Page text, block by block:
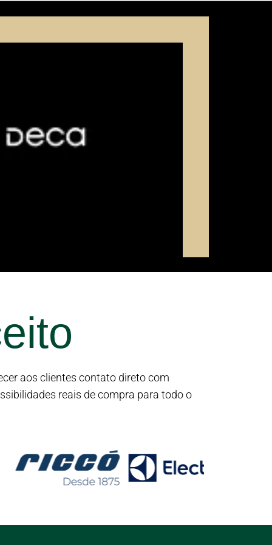
aos clientes contato direto com
reais de compra para todo o